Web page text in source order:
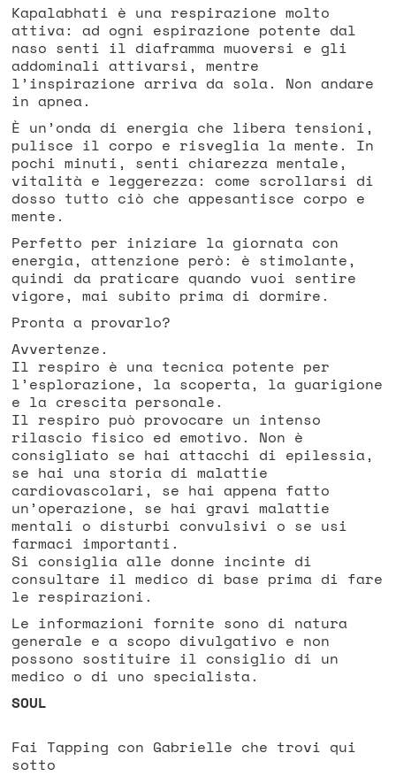
Kapalabhati è una respirazione molto
attiva: ad ogni espirazione potente dal
naso senti il diaframma muoversi e gli
addominali attivarsi, mentre
l’inspirazione arriva da sola. Non andare
in apnea.
È un’onda di energia che libera tensioni,
pulisce il corpo e risveglia la mente. In
pochi minuti, senti chiarezza mentale,
vitalità e leggerezza: come scrollarsi di
dosso tutto ciò che appesantisce corpo e
mente.
Perfetto per iniziare la giornata con
energia, attenzione però: è stimolante,
quindi da praticare quando vuoi sentire
vigore, mai subito prima di dormire.
Pronta a provarlo?
Avvertenze.
Il respiro è una tecnica potente per
l’esplorazione, la scoperta, la guarigione
e la crescita personale.
Il respiro può provocare un intenso
rilascio fisico ed emotivo. Non è
consigliato se hai attacchi di epilessia,
se hai una storia di malattie
cardiovascolari, se hai appena fatto
un’operazione, se hai gravi malattie
mentali o disturbi convulsivi o se usi
farmaci importanti.
Si consiglia alle donne incinte di
consultare il medico di base prima di fare
le respirazioni.
Le informazioni fornite sono di natura
generale e a scopo divulgativo e non
possono sostituire il consiglio di un
medico o di uno specialista.
SOUL
Fai Tapping con Gabrielle che trovi qui
sotto